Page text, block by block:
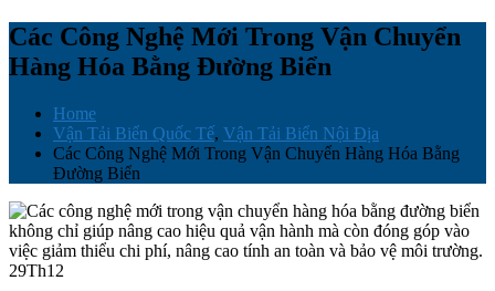
Các Công Nghệ Mới Trong Vận Chuyển
Hàng Hóa Bằng Đường Biển
Home
Vận Tải Biển Quốc Tế, Vận Tải Biển Nội Địa
Các Công Nghệ Mới Trong Vận Chuyển Hàng Hóa Bằng
Đường Biển
29Th12